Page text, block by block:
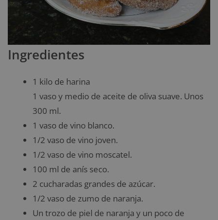
Ingredientes
1 kilo de harina
1 vaso y medio de aceite de oliva suave. Unos
300 ml.
1 vaso de vino blanco.
1/2 vaso de vino joven.
1/2 vaso de vino moscatel.
100 ml de anís seco.
2 cucharadas grandes de azúcar.
1/2 vaso de zumo de naranja.
Un trozo de piel de naranja y un poco de